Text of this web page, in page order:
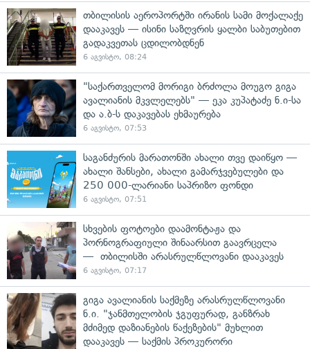
თბილისის აეროპორტში ირანის სამი მოქალაქე
დააკავეს — ისინი საზღვრის ყალბი საბუთებით
გადაკვეთას ცდილობდნენ
6 აგვისტო, 08:24
"საქართველომ მორიგი ბრძოლა მოუგო გიგა
ავალიანის მკვლელებს" — ეკა კუპატაძე ნ.ი-სა
და ა.ბ-ს დაკავებას ეხმაურება
6 აგვისტო, 07:53
საგანძურის მარათონში ახალი თვე დაიწყო —
ახალი შანსები, ახალი გამარჯვებულები და
250 000-ლარიანი საპრიზო ფონდი
6 აგვისტო, 07:51
სხვების ფოტოები დაამონტაჟა და
პორნოგრაფიული შინაარსით გაავრცელა
— თბილისში არასრულწლოვანი დააკავეს
6 აგვისტო, 07:17
გიგა ავალიანის საქმეზე არასრულწლოვანი
ნ.ი. "ჯანმთელობის ჯგუფურად, განზრახ
მძიმედ დაზიანების წაქეზების" მუხლით
დააკავეს — საქმის პროკურორი